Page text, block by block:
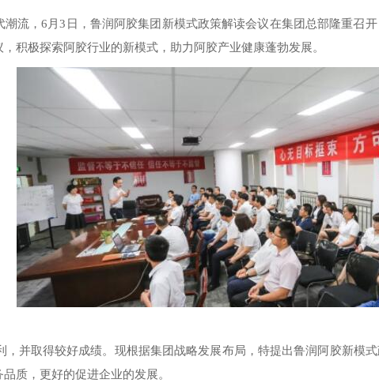
流，6月3日，鲁润阿胶集团新模式政策解读会议在集团总部隆重召
积极探索阿胶行业的新模式，助力阿胶产业健康蓬勃发展。
，并取得较好成绩。现根据集团战略发展布局，特提出鲁润阿胶新模
质，更好的促进企业的发展。